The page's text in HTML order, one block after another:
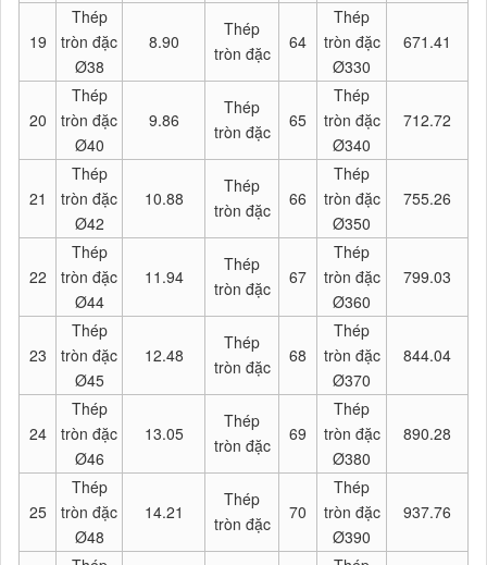
19
Thép
tròn đặc
Ø38
8.90
Thép
tròn đặc
64
Thép
tròn đặc
Ø330
671.41
20
Thép
tròn đặc
Ø40
9.86
Thép
tròn đặc
65
Thép
tròn đặc
Ø340
712.72
21
Thép
tròn đặc
Ø42
10.88
Thép
tròn đặc
66
Thép
tròn đặc
Ø350
755.26
22
Thép
tròn đặc
Ø44
11.94
Thép
tròn đặc
67
Thép
tròn đặc
Ø360
799.03
23
Thép
tròn đặc
Ø45
12.48
Thép
tròn đặc
68
Thép
tròn đặc
Ø370
844.04
24
Thép
tròn đặc
Ø46
13.05
Thép
tròn đặc
69
Thép
tròn đặc
Ø380
890.28
25
Thép
tròn đặc
Ø48
14.21
Thép
tròn đặc
70
Thép
tròn đặc
Ø390
937.76